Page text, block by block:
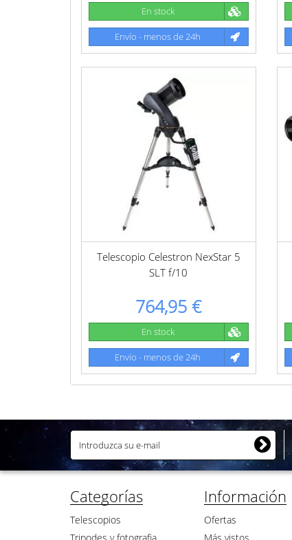
En stock
Envío - menos de 24h
Telescopio Celestron NexStar 5
SLT f/10
764,95 €
En stock
Envío - menos de 24h
Categorías
Telescopios
Tripodes y fotografia
Información
Ofertas
Más vistos